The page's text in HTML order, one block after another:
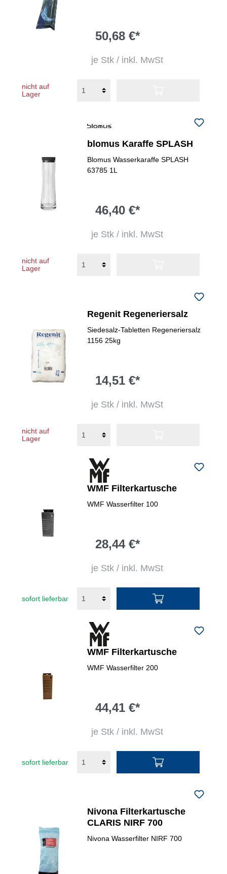
50,68 €*
je Stk / inkl. MwSt
nicht auf
Lager
blomus Karaffe SPLASH
Blomus Wasserkaraffe SPLASH
63785 1L
46,40 €*
je Stk / inkl. MwSt
nicht auf
Lager
Regenit Regeneriersalz
Siedesalz-Tabletten Regeneriersalz
1156 25kg
14,51 €*
je Stk / inkl. MwSt
nicht auf
Lager
WMF Filterkartusche
WMF Wasserfilter 100
28,44 €*
je Stk / inkl. MwSt
sofort lieferbar
WMF Filterkartusche
WMF Wasserfilter 200
44,41 €*
je Stk / inkl. MwSt
sofort lieferbar
Nivona Filterkartusche
CLARIS NIRF 700
Nivona Wasserfilter NIRF 700